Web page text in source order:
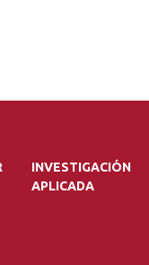
INVESTIGACIÓN
APLICADA